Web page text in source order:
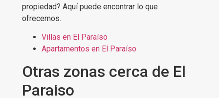
propiedad? Aquí puede encontrar lo que
ofrecemos.
Villas en El Paraíso
Apartamentos en El Paraíso
Otras zonas cerca de El
Paraiso